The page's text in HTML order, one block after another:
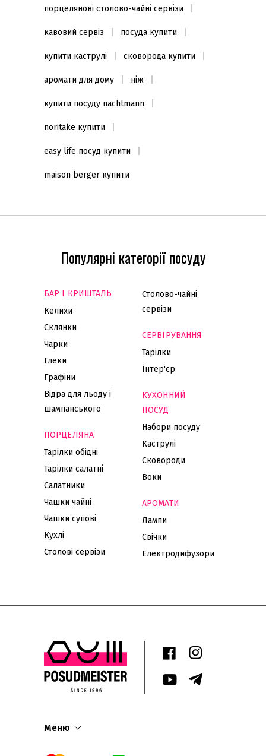
порцелянові столово-чайні сервізи
кавовий сервіз посуда купити
купити каструлі сковорода купити
аромати для дому ніж
купити посуду nachtmann
noritake купити
easy life посуд купити
maison berger купити
Популярні категорії посуду
БАР І КРИШТАЛЬ
Келихи
Склянки
Чарки
Глеки
Графіни
Відра для льоду і
шампанського
ПОРЦЕЛЯНА
Тарілки обідні
Тарілки салатні
Салатники
Чашки чайні
Чашки супові
Кухлі
Столові сервізи
Столово-чайні
сервізи
СЕРВІРУВАННЯ
Тарілки
Інтер'єр
КУХОННИЙ
ПОСУД
Набори посуду
Каструлі
Сковороди
Воки
АРОМАТИ
Лампи
Свічки
Електродифузори
Меню